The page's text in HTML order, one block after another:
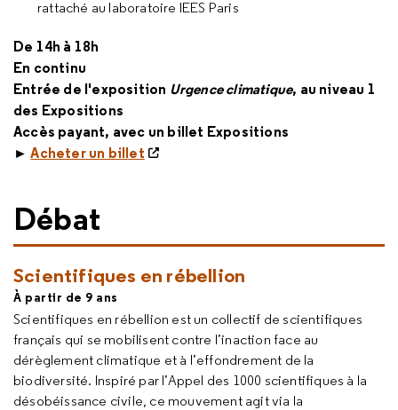
rattaché au laboratoire IEES Paris
De 14h à 18h
En continu
Entrée de l'exposition Urgence climatique, au niveau 1
des Expositions
Accès payant, avec un billet Expositions
►Acheter un billet
Débat
Scientifiques en rébellion
À partir de 9 ans
Scientifiques en rébellion est un collectif de scientifiques
français qui se mobilisent contre l’inaction face au
dérèglement climatique et à l’effondrement de la
biodiversité. Inspiré par l’Appel des 1000 scientifiques à la
désobéissance civile, ce mouvement agit via la